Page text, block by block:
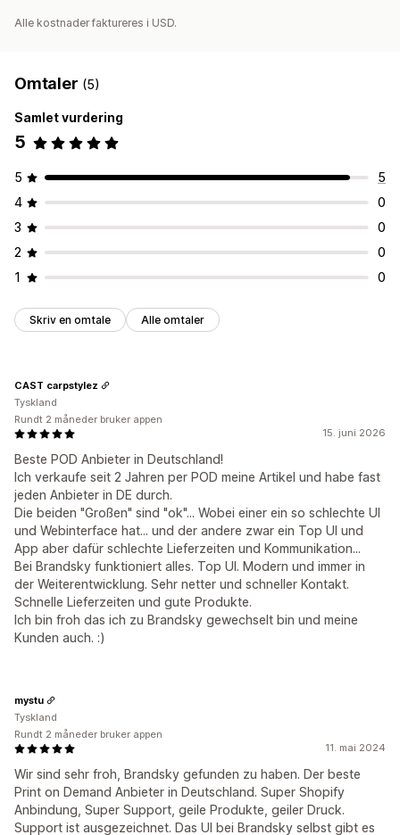
Sanntidsoppdateringer Inkluderende prissetting
Alle kostnader faktureres i USD.
Omtaler (5)
Samlet vurdering
5
5
5
4
0
3
0
2
0
1
0
Skriv en omtale Alle omtaler
15. juni 2026
Beste POD Anbieter in Deutschland!
Ich verkaufe seit 2 Jahren per POD meine Artikel und habe fast
jeden Anbieter in DE durch.
Die beiden "Großen" sind "ok"... Wobei einer ein so schlechte UI
und Webinterface hat... und der andere zwar ein Top UI und
App aber dafür schlechte Lieferzeiten und Kommunikation...
Bei Brandsky funktioniert alles. Top UI. Modern und immer in
der Weiterentwicklung. Sehr netter und schneller Kontakt.
Schnelle Lieferzeiten und gute Produkte.
Ich bin froh das ich zu Brandsky gewechselt bin und meine
Kunden auch. :)
CAST carpstylez
Tyskland
Rundt 2 måneder bruker appen
11. mai 2024
Wir sind sehr froh, Brandsky gefunden zu haben. Der beste
Print on Demand Anbieter in Deutschland. Super Shopify
Anbindung, Super Support, geile Produkte, geiler Druck.
Support ist ausgezeichnet. Das UI bei Brandsky selbst gibt es
mystu
Tyskland
Rundt 2 måneder bruker appen